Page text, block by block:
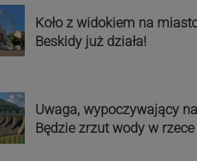
Koło z widokiem na
Beskidy już działa!
Uwaga, wypoczywający
Będzie zrzut wody w rzece